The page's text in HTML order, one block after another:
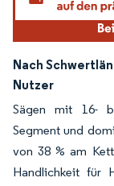
Nach
Nutzer
Sägen mit 16-
Segment und
von 38 % am
Handlichkeit für